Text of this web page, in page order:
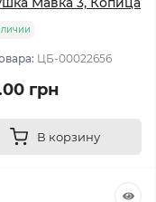
ЦБ-00022656
грн
В корзину